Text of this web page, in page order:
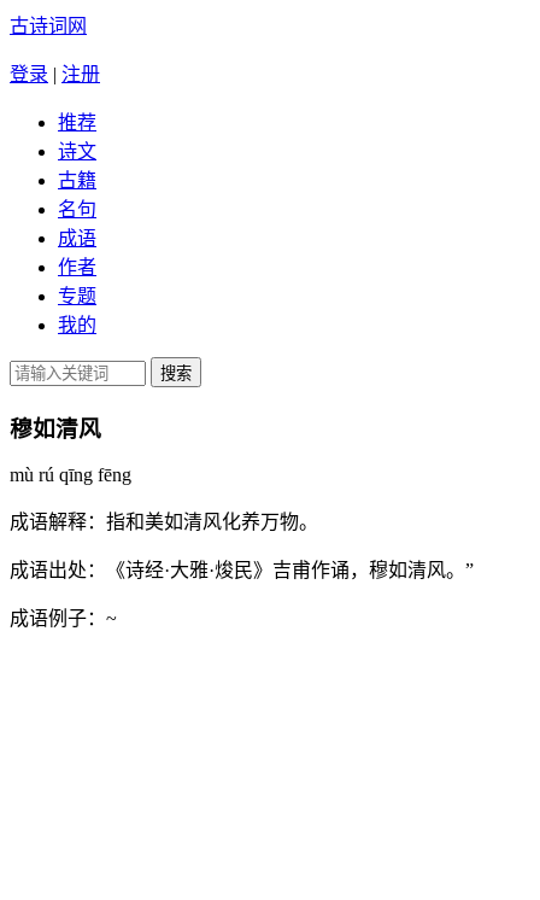
古诗词网
登录 | 注册
推荐
诗文
古籍
名句
成语
作者
专题
我的
穆如清风
mù rú qīng fēng
成语解释： 指和美如清风化养万物。
成语出处： 《诗经·大雅·焌民》吉甫作诵，穆如清风。”
成语例子： ~